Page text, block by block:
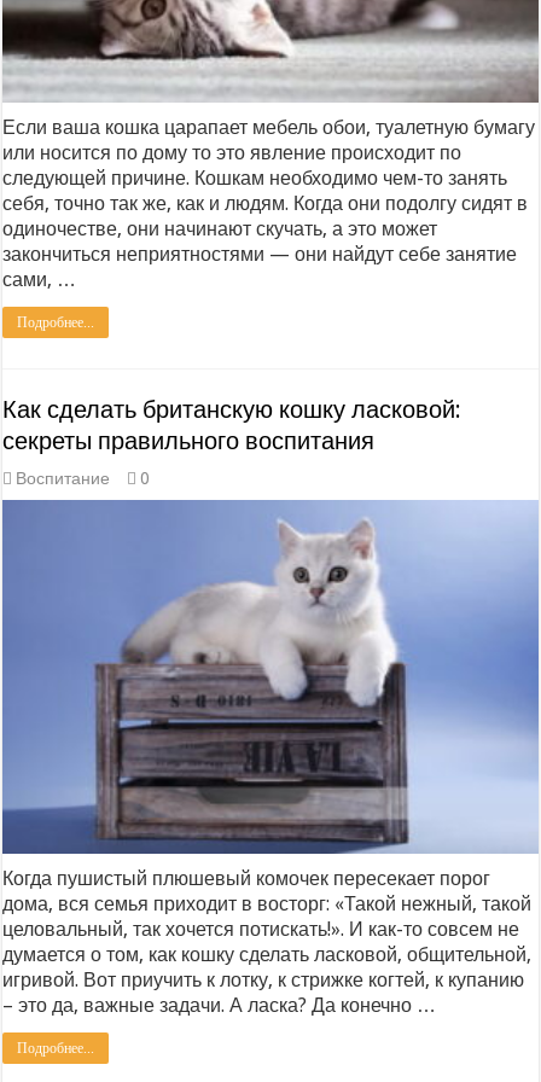
Если ваша кошка царапает мебель обои, туалетную бумагу
или носится по дому то это явление происходит по
следующей причине. Кошкам необходимо чем-то занять
себя, точно так же, как и людям. Когда они подолгу сидят в
одиночестве, они начинают скучать, а это может
закончиться неприятностями — они найдут себе занятие
сами, …
Подробнее...
Как сделать британскую кошку ласковой:
секреты правильного воспитания
Воспитание 0
Когда пушистый плюшевый комочек пересекает порог
дома, вся семья приходит в восторг: «Такой нежный, такой
целовальный, так хочется потискать!». И как-то совсем не
думается о том, как кошку сделать ласковой, общительной,
игривой. Вот приучить к лотку, к стрижке когтей, к купанию
– это да, важные задачи. А ласка? Да конечно …
Подробнее...